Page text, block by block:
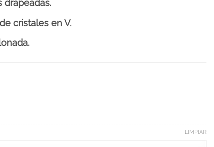
drapeadas.
cristales en V.
LIMPIAR